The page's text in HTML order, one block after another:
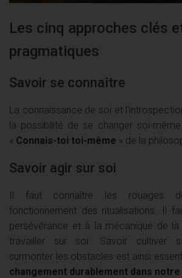
Les cinq approches clés
pragmatiques
Savoir se connaître
La connaissance de soi et
la possibilité de se changer soi-
« Connais-toi toi-même » de la
Savoir agir sur soi
Il faut connaître les rouages
fonctionnement des ritualisations. Il
persévérance et à la mécanique de
travailler sur soi. Savoir cultiver
surmonter les obstacles est ainsi
changement durablement dans